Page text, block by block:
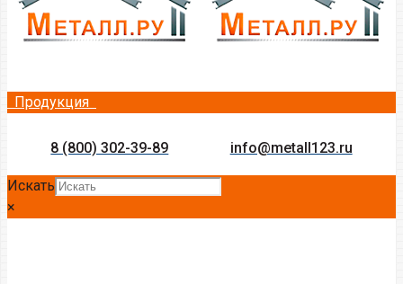
Продукция
8 (800) 302-39-89 info@metall123.ru
Искать
×